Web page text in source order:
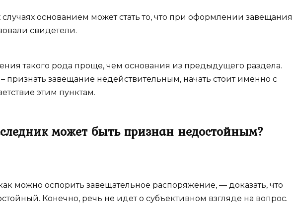
случаях основанием может стать то, что при оформлении завещания
свидетели.
такого рода проще, чем основания из предыдущего раздела.
признать завещание недействительным, начать стоит именно с
этим пунктам.
может быть признан недостойным?
можно оспорить завещательное распоряжение, — доказать, что
Конечно, речь не идет о субъективном взгляде на вопрос.